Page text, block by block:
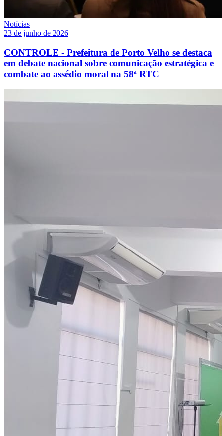
Notícias
23 de junho de 2026
CONTROLE - Prefeitura de Porto Velho se destaca
em debate nacional sobre comunicação estratégica e
combate ao assédio moral na 58ª RTC